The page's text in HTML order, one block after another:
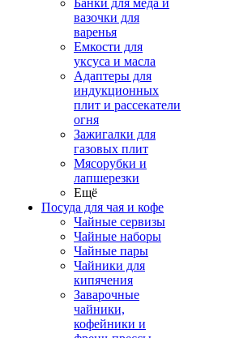
Банки для меда и
вазочки для
варенья
Емкости для
уксуса и масла
Адаптеры для
индукционных
плит и рассекатели
огня
Зажигалки для
газовых плит
Мясорубки и
лапшерезки
Ещё
Посуда для чая и кофе
Чайные сервизы
Чайные наборы
Чайные пары
Чайники для
кипячения
Заварочные
чайники,
кофейники и